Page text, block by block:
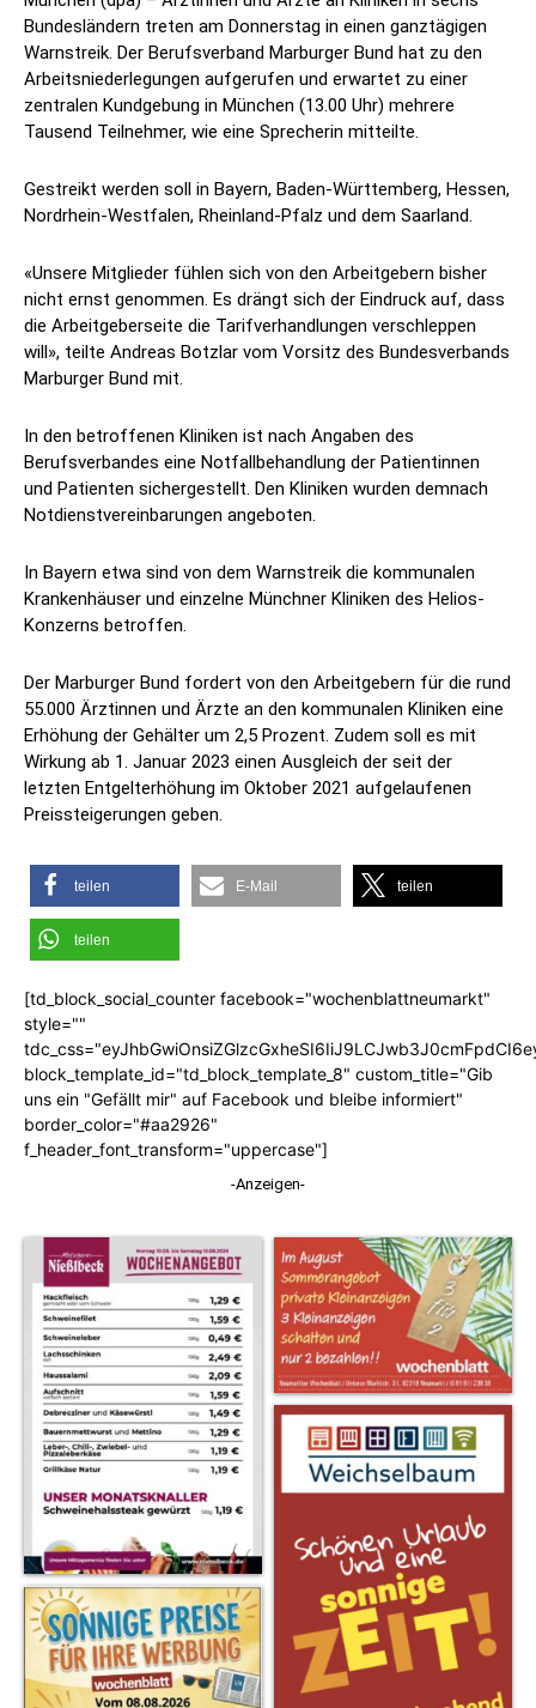
Bundesländern treten am Donnerstag in einen ganztägigen
Warnstreik. Der Berufsverband Marburger Bund hat zu den
Arbeitsniederlegungen aufgerufen und erwartet zu einer
zentralen Kundgebung in München (13.00 Uhr) mehrere
Tausend Teilnehmer, wie eine Sprecherin mitteilte.
Gestreikt werden soll in Bayern, Baden-Württemberg, Hessen,
Nordrhein-Westfalen, Rheinland-Pfalz und dem Saarland.
«Unsere Mitglieder fühlen sich von den Arbeitgebern bisher
nicht ernst genommen. Es drängt sich der Eindruck auf, dass
die Arbeitgeberseite die Tarifverhandlungen verschleppen
will», teilte Andreas Botzlar vom Vorsitz des Bundesverbands
Marburger Bund mit.
In den betroffenen Kliniken ist nach Angaben des
Berufsverbandes eine Notfallbehandlung der Patientinnen
und Patienten sichergestellt. Den Kliniken wurden demnach
Notdienstvereinbarungen angeboten.
In Bayern etwa sind von dem Warnstreik die kommunalen
Krankenhäuser und einzelne Münchner Kliniken des Helios-
Konzerns betroffen.
Der Marburger Bund fordert von den Arbeitgebern für die rund
55.000 Ärztinnen und Ärzte an den kommunalen Kliniken eine
Erhöhung der Gehälter um 2,5 Prozent. Zudem soll es mit
Wirkung ab 1. Januar 2023 einen Ausgleich der seit der
letzten Entgelterhöhung im Oktober 2021 aufgelaufenen
Preissteigerungen geben.
teilen E-Mail teilen
teilen
[td_block_social_counter facebook="wochenblattneumarkt"
style=""
block_template_id="td_block_template_8" custom_title="Gib
uns ein "Gefällt mir" auf Facebook und bleibe informiert"
border_color="#aa2926"
f_header_font_transform="uppercase"]
-Anzeigen-